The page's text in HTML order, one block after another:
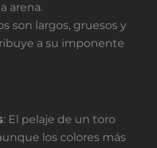
arena.
son largos, gruesos y
a su imponente
: El pelaje de un toro
los colores más